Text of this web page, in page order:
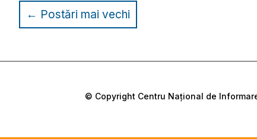
← Postări mai vechi
© Copyright Centru Național de